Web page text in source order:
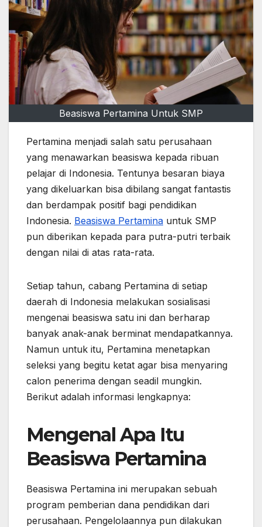
Beasiswa Pertamina Untuk SMP
Pertamina menjadi salah satu perusahaan
yang menawarkan beasiswa kepada ribuan
pelajar di Indonesia. Tentunya besaran biaya
yang dikeluarkan bisa dibilang sangat fantastis
dan berdampak positif bagi pendidikan
Indonesia. Beasiswa Pertamina untuk SMP
pun diberikan kepada para putra-putri terbaik
dengan nilai di atas rata-rata.
Setiap tahun, cabang Pertamina di setiap
daerah di Indonesia melakukan sosialisasi
mengenai beasiswa satu ini dan berharap
banyak anak-anak berminat mendapatkannya.
Namun untuk itu, Pertamina menetapkan
seleksi yang begitu ketat agar bisa menyaring
calon penerima dengan seadil mungkin.
Berikut adalah informasi lengkapnya:
Mengenal Apa Itu
Beasiswa Pertamina
Beasiswa Pertamina ini merupakan sebuah
program pemberian dana pendidikan dari
perusahaan. Pengelolaannya pun dilakukan